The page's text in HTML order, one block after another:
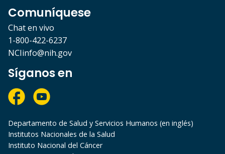
Comuníquese
Chat en vivo
1-800-422-6237
NCIinfo@nih.gov
Síganos en
Departamento de Salud y Servicios Humanos (en inglés)
Institutos Nacionales de la Salud
Instituto Nacional del Cáncer